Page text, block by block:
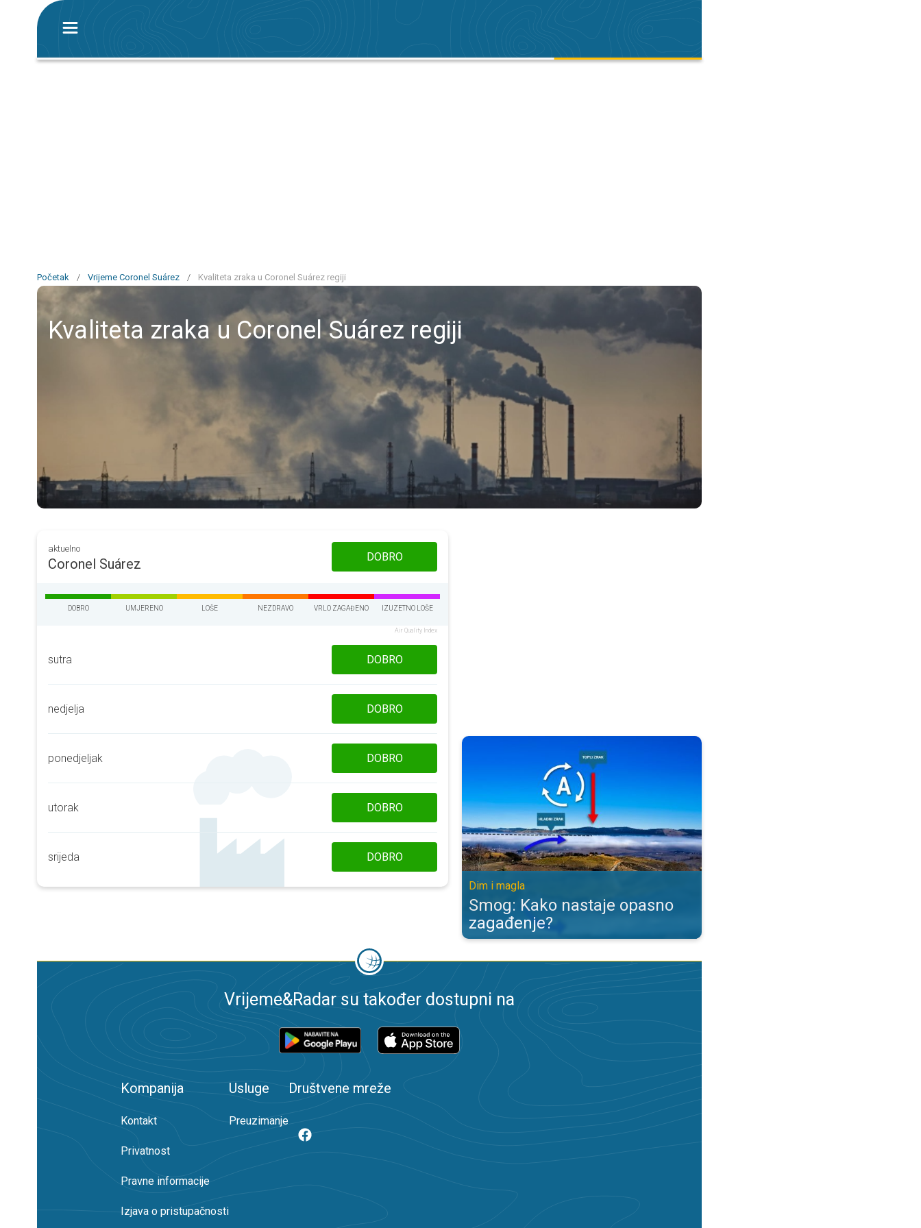
Početak / Vrijeme Coronel Suárez / Kvaliteta zraka u Coronel Suárez regiji
Kvaliteta zraka u Coronel Suárez regiji
aktuelno
Coronel Suárez DOBRO
DOBRO UMJERENO LOŠE NEZDRAVO VRLO ZAGAĐENO IZUZETNO LOŠE
Air Quality Index
sutra DOBRO
nedjelja DOBRO
ponedjeljak DOBRO
utorak DOBRO
srijeda DOBRO
Smog: Kako nastaje opasno zagađenje?. Dim i magla. . .
Dim i magla
Smog: Kako nastaje opasno
zagađenje?
Vrijeme&Radar su također dostupni na
Kompanija
Kontakt
Privatnost
Pravne informacije
Izjava o pristupačnosti
Usluge
Preuzimanje
Društvene mreže